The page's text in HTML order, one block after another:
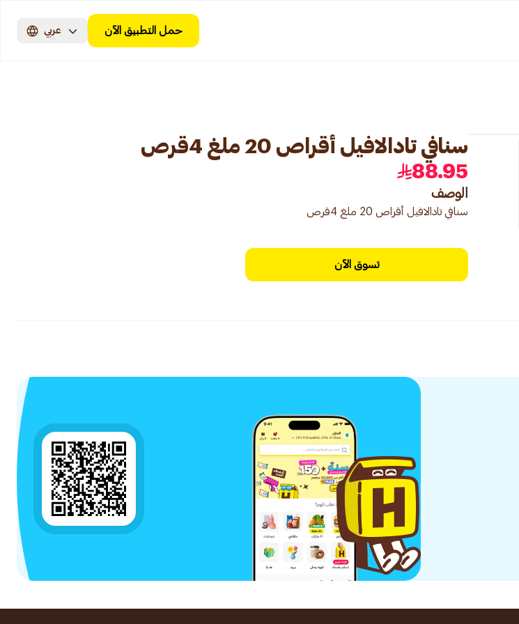
حمل التطبيق الآن عربي
سنافي تادالافيل أقراص 20 ملغ 4قرص
88.95
الوصف
سنافي تادالافيل أقراص 20 ملغ 4قرص
تسوق الآن